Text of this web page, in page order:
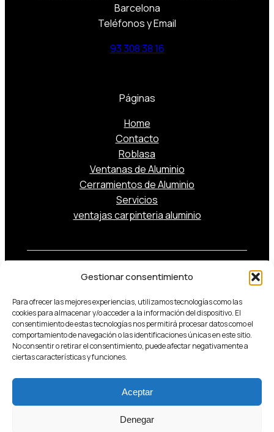
Gestionar consentimiento
Para ofrecer las mejores experiencias, utilizamos tecnologías como las
cookies para almacenar y/o acceder a la información del dispositivo. El
consentimiento de estas tecnologías nos permitirá procesar datos como el
comportamiento de navegación o las identificaciones únicas en este sitio.
No consentir o retirar el consentimiento, puede afectar negativamente a
ciertas características y funciones.
Aceptar
Denegar
Barcelona
Teléfonos y Email
93 308 38 16
Páginas
Home
Contacto
Roblasa
Ventanas de Aluminio
Cerramientos de Aluminio
Servicios
ventajas carpinteria aluminio